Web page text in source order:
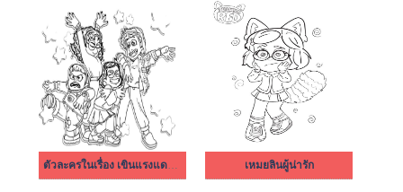
ตัวละครในเรื่อง เขินแรงแดงเป็นแพนด้า เหมยลินผู้น่ารัก